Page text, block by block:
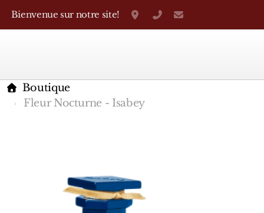
Bienvenue sur notre site! Grand-Rue 38, Genève
+41 22 310 38 75
Boutique
Fleur Nocturne - Isabey
Marques Françaises